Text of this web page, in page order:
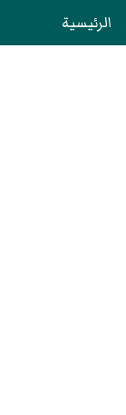
الرئيسية